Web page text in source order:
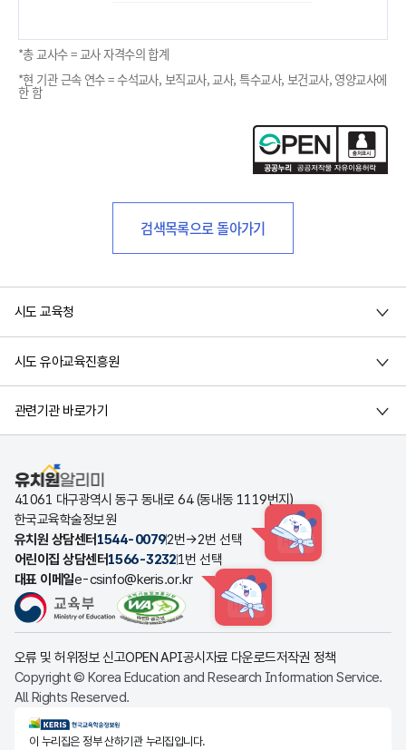
*총 교사수 = 교사 자격수의 합계
*현 기관 근속 연수 = 수석교사, 보직교사, 교사, 특수교사, 보건교사, 영양교사에
한 함
검색목록으로 돌아가기
시도 교육청
시도 유아교육진흥원
관련기관 바로가기
유치원알리미
41061 대구광역시 동구 동내로 64 (동내동 1119번지)
한국교육학술정보원
유치원 상담센터 1544-00792번→2번 선택 HINT
어린이집 상담센터1566-32321번 선택
대표 이메일e-csinfo@keris.or.kr
HINT
오류 및 허위정보 신고OPEN API공시자료 다운로드저작권 정책
Copyright © Korea Education and Research Information Service.
All Rights Reserved.
KERIS한국교육학술정보원
이 누리집은 정부 산하기관 누리집입니다.